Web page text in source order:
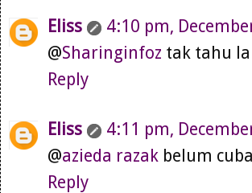
Eliss
4:10 pm,
@Sharinginfoz tak tahu
Reply
Eliss
4:11 pm,
@azieda razak belum
Reply